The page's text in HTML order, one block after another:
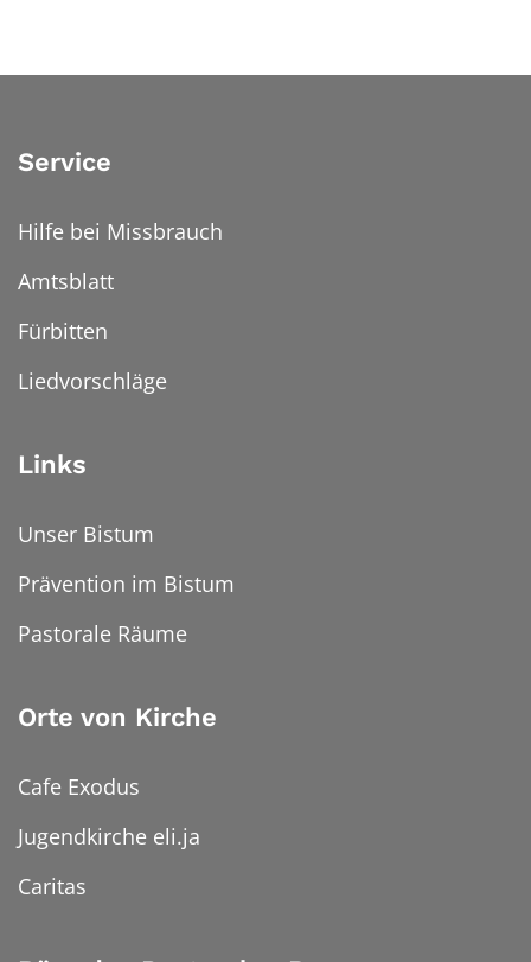
Service
Hilfe bei Missbrauch
Amtsblatt
Fürbitten
Liedvorschläge
Links
Unser Bistum
Prävention im Bistum
Pastorale Räume
Orte von Kirche
Cafe Exodus
Jugendkirche eli.ja
Caritas